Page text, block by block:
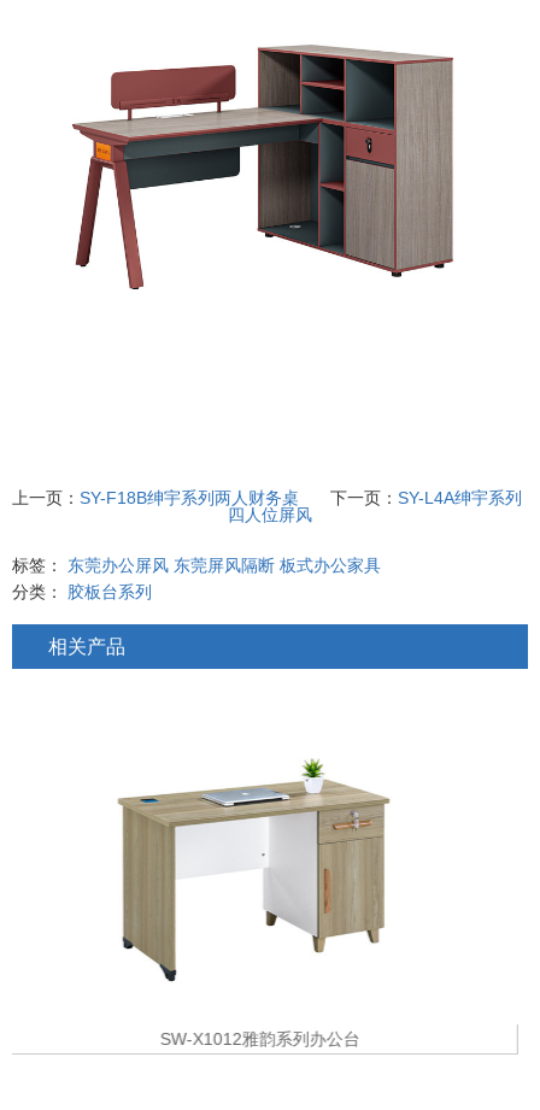
上一页： SY-F18B绅宇系列两人财务桌 下一页： SY-L4A绅宇系列
四人位屏风
标签： 东莞办公屏风 东莞屏风隔断 板式办公家具
分类： 胶板台系列
相关产品
ZK-U9-212A 两人卡位